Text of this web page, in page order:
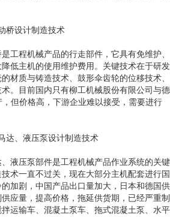
桥设计制造技术
工程机械产品的行走部件，它具有免维护、
低主机的使用维护费用。关键技术在于研发
材质与铸造技术、鼓形伞齿轮的位移技术、
。目前国内只有柳工机械股份有限公司与德
，但价格高，下游企业难以接受，需要进行
达、液压泵设计制造技术
液压泵部件是工程机械产品作业系统的关键
术一直不过关，现在大部分主机配套进行国
加剧，中国产品出口量加大，日本和德国供
应量，提高价格，拖延供货期，已经严重制
运输车、混凝土泵车、拖式混凝土泵、水平